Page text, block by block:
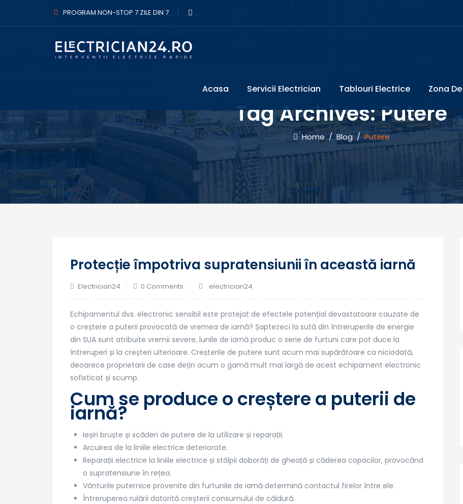
PROGRAM NON-STOP 7 ZILE DIN 7
Acasa Servicii Electrician Tablouri Electrice Zona
Tag Archives:Putere
Home/Blog/Putere
05
nov.
Protecție împotriva supratensiunii în această iarnă
Electrician24 0 Comments electrician24
Echipamentul dvs. electronic sensibil este protejat de efectele potențial devastatoare cauzate de
o creștere a puterii provocată de vremea de iarnă? Șaptezeci la sută din întreruperile de energie
din SUA sunt atribuite vremii severe, lunile de iarnă produc o serie de furtuni care pot duce la
întreruperi și la creșteri ulterioare. Creșterile de putere sunt acum mai supărătoare ca niciodată,
deoarece proprietarii de case dețin acum o gamă mult mai largă de acest echipament electronic
sofisticat și scump.
Cum se produce o creștere a puterii de
iarnă?
Ieșiri bruște și scăderi de putere de la utilizare și reparații.
Arcuirea de la liniile electrice deteriorate.
Reparații electrice la liniile electrice și stâlpii doborâți de gheață și căderea copacilor, provocând
o supratensiune în rețea.
Vânturile puternice provenite din furtunile de iarnă determină contactul firelor între ele.
Întreruperea rulării datorită creșterii consumului de căldură.